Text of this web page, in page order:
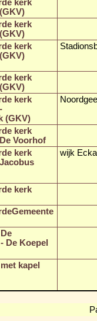
kerk
kerk
kerk
kerk
kerk
(GKV)
kerk
Voorhof
kerk
wijk
kerk
De Koepel
kapel